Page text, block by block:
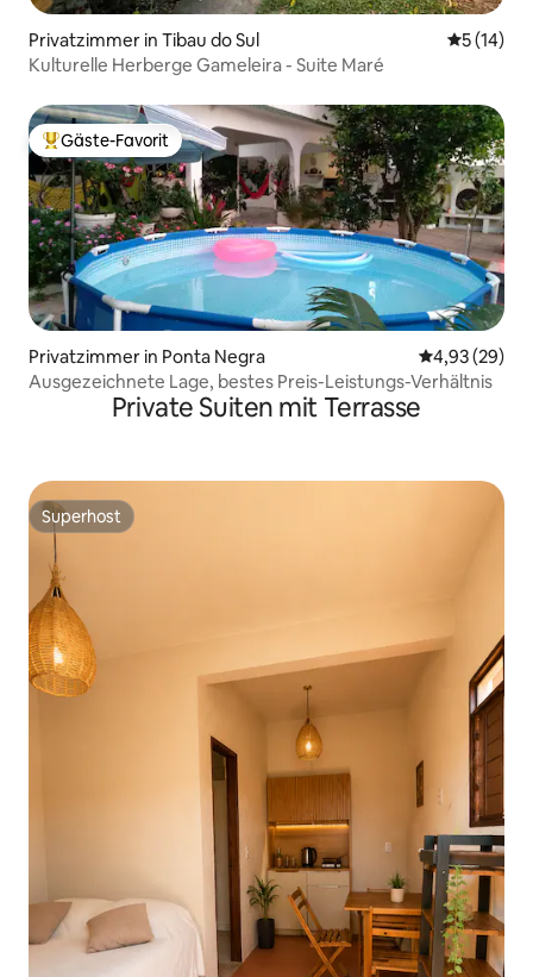
Privatzimmer in Tibau do Sul
5 (14)
Kulturelle Herberge Gameleira - Suite Maré
Beliebter Gäste-Favorit.
Gäste-Favorit
Privatzimmer in Ponta Negra
4,93 (29)
Ausgezeichnete Lage, bestes Preis-Leistungs-Verhältnis
Private Suiten mit Terrasse
Superhost
Superhost